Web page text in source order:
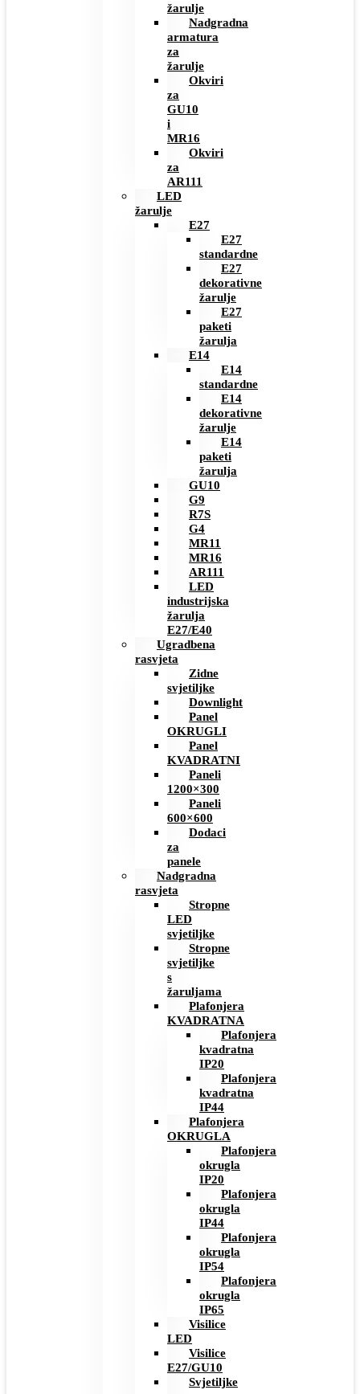
žarulje
Nadgradna
armatura
za
žarulje
Okviri
za
GU10
i
MR16
Okviri
za
AR111
LED
žarulje
E27
E27
standardne
E27
dekorativne
žarulje
E27
paketi
žarulja
E14
E14
standardne
E14
dekorativne
žarulje
E14
paketi
žarulja
GU10
G9
R7S
G4
MR11
MR16
AR111
LED
industrijska
žarulja
E27/E40
Ugradbena
rasvjeta
Zidne
svjetiljke
Downlight
Panel
OKRUGLI
Panel
KVADRATNI
Paneli
1200×300
Paneli
600×600
Dodaci
za
panele
Nadgradna
rasvjeta
Stropne
LED
svjetiljke
Stropne
svjetiljke
s
žaruljama
Plafonjera
KVADRATNA
Plafonjera
kvadratna
IP20
Plafonjera
kvadratna
IP44
Plafonjera
OKRUGLA
Plafonjera
okrugla
IP20
Plafonjera
okrugla
IP44
Plafonjera
okrugla
IP54
Plafonjera
okrugla
IP65
Visilice
LED
Visilice
E27/GU10
Svjetiljke